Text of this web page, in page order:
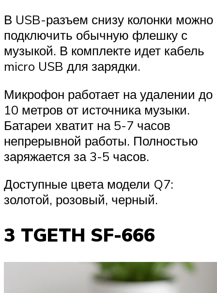
В USB-разъем снизу колонки можно
подключить обычную флешку с
музыкой. В комплекте идет кабель
micro USB для зарядки.
Микрофон работает на удалении до
10 метров от источника музыки.
Батареи хватит на 5-7 часов
непрерывной работы. Полностью
заряжается за 3-5 часов.
Доступные цвета модели Q7:
золотой, розовый, черный.
3 TGETH SF-666